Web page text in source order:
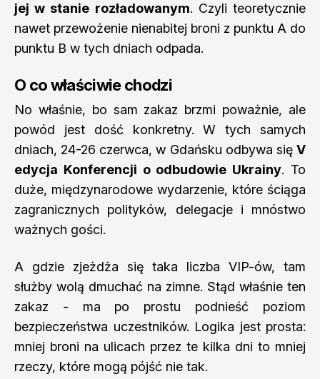
jej w stanie rozładowanym. Czyli teoretycznie
nawet przewożenie nienabitej broni z punktu A do
punktu B w tych dniach odpada.
O co właściwie chodzi
No właśnie, bo sam zakaz brzmi poważnie, ale
powód jest dość konkretny. W tych samych
dniach, 24-26 czerwca, w Gdańsku odbywa się V
edycja Konferencji o odbudowie Ukrainy. To
duże, międzynarodowe wydarzenie, które ściąga
zagranicznych polityków, delegacje i mnóstwo
ważnych gości.
A gdzie zjeżdża się taka liczba VIP-ów, tam
służby wolą dmuchać na zimne. Stąd właśnie ten
zakaz - ma po prostu podnieść poziom
bezpieczeństwa uczestników. Logika jest prosta:
mniej broni na ulicach przez te kilka dni to mniej
rzeczy, które mogą pójść nie tak.